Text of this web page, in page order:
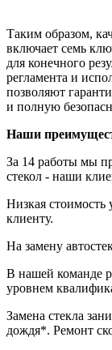
Таким образом,
включает семь
для конечного
регламента и
позволяют
и полную
Наши
За 14 работы мы
стекол - наши
Низкая
клиенту.
На замену
В нашей команде
уровнем
Замена стекла
дождя*. Ремонт